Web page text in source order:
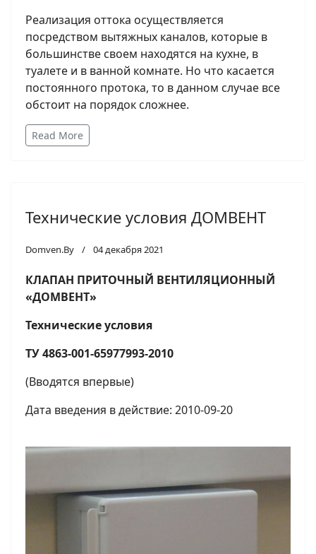
Реализация оттока осуществляется
посредством вытяжных каналов, которые в
большинстве своем находятся на кухне, в
туалете и в ванной комнате. Но что касается
постоянного протока, то в данном случае все
обстоит на порядок сложнее.
Read More
Технические условия ДОМВЕНТ
Domven.By 04 декабря 2021
КЛАПАН ПРИТОЧНЫЙ ВЕНТИЛЯЦИОННЫЙ
«ДОМВЕНТ»
Технические условия
ТУ 4863-001-65977993-2010
(Вводятся впервые)
Дата введения в действие: 2010-09-20